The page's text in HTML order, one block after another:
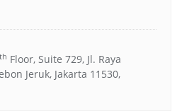
th Floor, Suite 729, Jl. Raya
Jeruk, Jakarta 11530,